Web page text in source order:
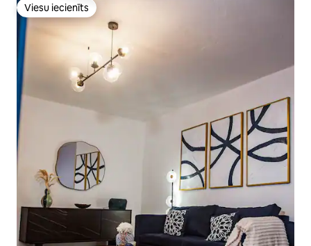
Viesu iecienīts
Viesu iecienīts